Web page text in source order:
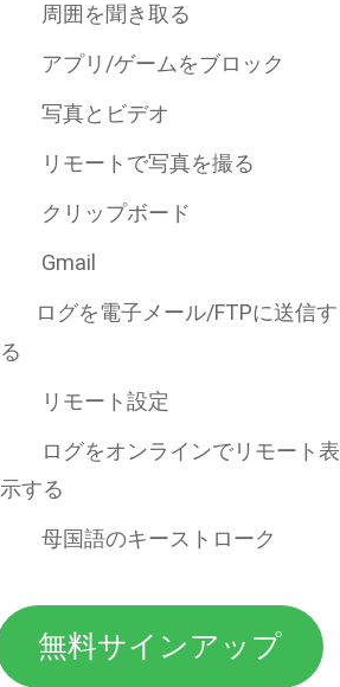
周囲を聞き取る
アプリ/ゲームをブロック
写真とビデオ
リモートで写真を撮る
クリップボード
Gmail
ログを電子メール/FTPに送信す
る
リモート設定
ログをオンラインでリモート表
示する
母国語のキーストローク
無料サインアップ